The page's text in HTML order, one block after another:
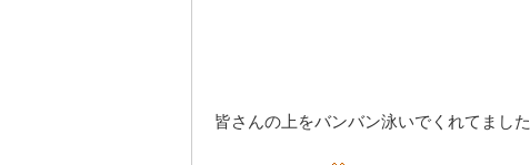
皆さんの上をバンバン泳いでくれてました